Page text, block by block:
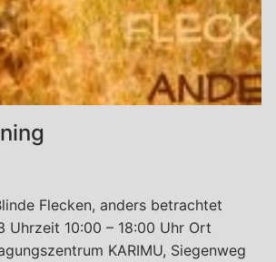
Flecken, anders betrachtet
Uhrzeit 10:00 – 18:00 Uhr Ort
KARIMU, Siegenweg